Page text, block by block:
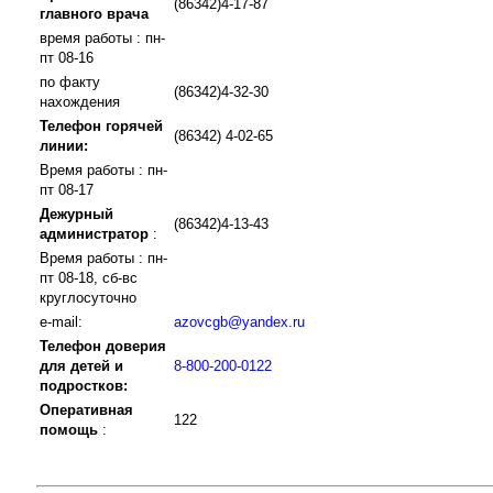
главного врача
(86342)4-17-87
время работы : пн-
пт 08-16
по факту
нахождения
(86342)4-32-30
Телефон горячей
линии:
(86342) 4-02-65
Время работы : пн-
пт 08-17
Дежурный
администратор :
(86342)4-13-43
Время работы : пн-
пт 08-18, сб-вс
круглосуточно
e-mail:
azovcgb@yandex.ru
Телефон доверия
для детей и
подростков:
8-800-200-0122
Оперативная
помощь :
122